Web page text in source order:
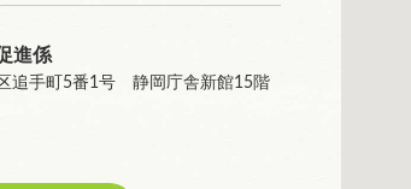
進係
追手町5番1号 静岡庁舎新館15階